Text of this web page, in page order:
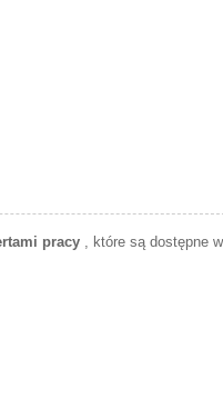
pracy , które są dostępne w